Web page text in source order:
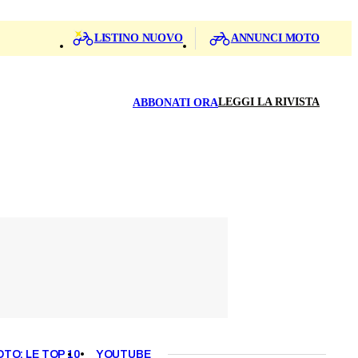
LISTINO NUOVO ANNUNCI MOTO
ABBONATI ORALEGGI LA RIVISTA
LE TOP 10 YOUTUBE